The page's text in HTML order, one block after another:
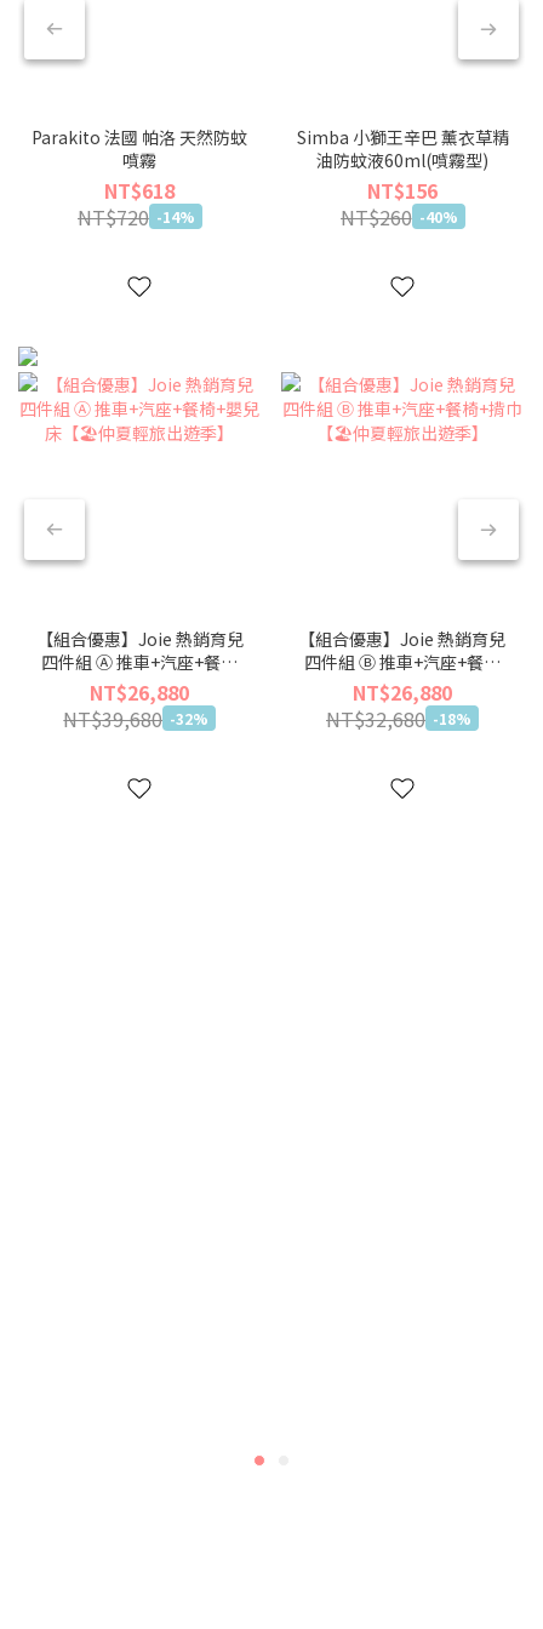
Parakito 法國 帕洛 天然防蚊
噴霧
NT$618
NT$720 -14%
Simba 小獅王辛巴 薰衣草精
油防蚊液60ml(噴霧型)
NT$156
NT$260 -40%
【組合優惠】Joie 熱銷育兒
四件組 Ⓐ 推車+汽座+餐椅
+嬰兒床【🏖仲夏輕旅出遊
季】
NT$26,880
NT$39,680 -32%
【組合優惠】Joie 熱銷育兒
四件組 Ⓑ 推車+汽座+餐椅
+揹巾【🏖仲夏輕旅出遊季】
NT$26,880
NT$32,680 -18%